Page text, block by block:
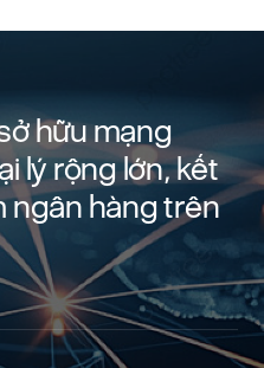
hữu mạng
lý rộng lớn, kết
ngân hàng trên